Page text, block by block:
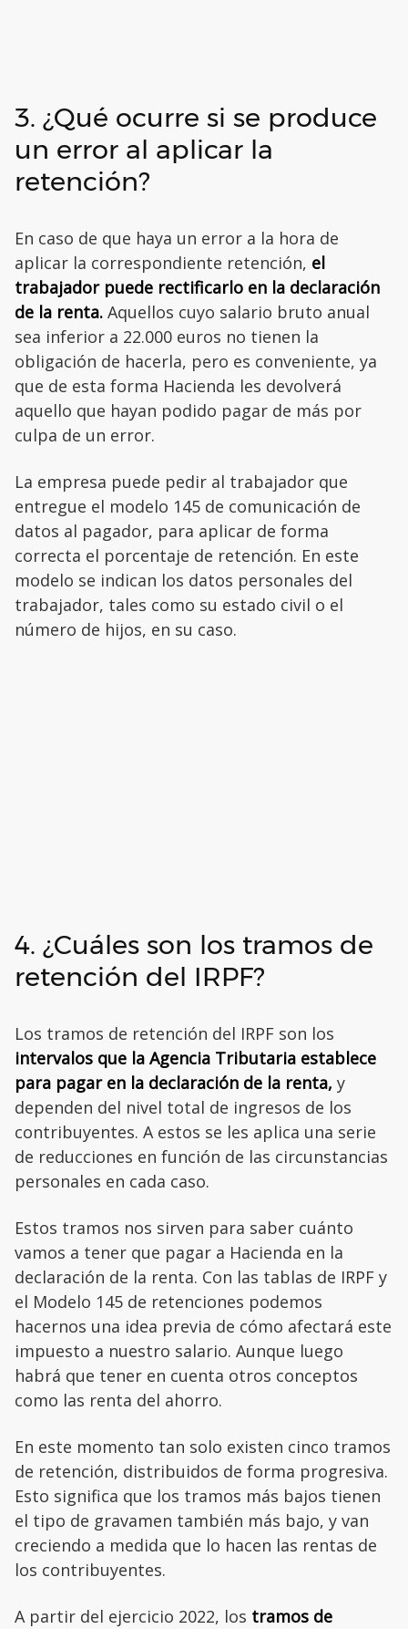
3. ¿Qué ocurre si se produce
un error al aplicar la
retención?
En caso de que haya un error a la hora de
aplicar la correspondiente retención, el
trabajador puede rectificarlo en la declaración
de la renta. Aquellos cuyo salario bruto anual
sea inferior a 22.000 euros no tienen la
obligación de hacerla, pero es conveniente, ya
que de esta forma Hacienda les devolverá
aquello que hayan podido pagar de más por
culpa de un error.
La empresa puede pedir al trabajador que
entregue el modelo 145 de comunicación de
datos al pagador, para aplicar de forma
correcta el porcentaje de retención. En este
modelo se indican los datos personales del
trabajador, tales como su estado civil o el
número de hijos, en su caso.
4. ¿Cuáles son los tramos de
retención del IRPF?
Los tramos de retención del IRPF son los
intervalos que la Agencia Tributaria establece
para pagar en la declaración de la renta, y
dependen del nivel total de ingresos de los
contribuyentes. A estos se les aplica una serie
de reducciones en función de las circunstancias
personales en cada caso.
Estos tramos nos sirven para saber cuánto
vamos a tener que pagar a Hacienda en la
declaración de la renta. Con las tablas de IRPF y
el Modelo 145 de retenciones podemos
hacernos una idea previa de cómo afectará este
impuesto a nuestro salario. Aunque luego
habrá que tener en cuenta otros conceptos
como las renta del ahorro.
En este momento tan solo existen cinco tramos
de retención, distribuidos de forma progresiva.
Esto significa que los tramos más bajos tienen
el tipo de gravamen también más bajo, y van
creciendo a medida que lo hacen las rentas de
los contribuyentes.
A partir del ejercicio 2022, los tramos de